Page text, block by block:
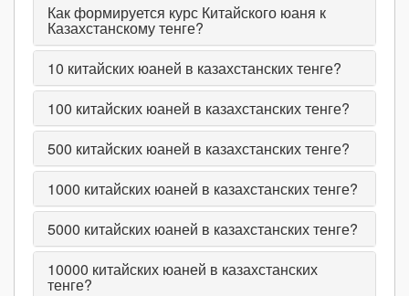
Как формируется курс Китайского юаня к
Казахстанскому тенге?
10 китайских юаней в казахстанских тенге?
100 китайских юаней в казахстанских тенге?
500 китайских юаней в казахстанских тенге?
1000 китайских юаней в казахстанских тенге?
5000 китайских юаней в казахстанских тенге?
10000 китайских юаней в казахстанских
тенге?